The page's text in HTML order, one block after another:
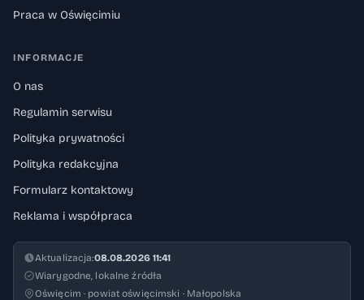
Praca w Oświęcimiu
INFORMACJE
O nas
Regulamin serwisu
Polityka prywatności
Polityka redakcyjna
Formularz kontaktowy
Reklama i współpraca
Aktualizacja:08.08.2026 11:41
Wiarygodne, lokalne źródła
Oświęcim · powiat oświęcimski · Małopolska